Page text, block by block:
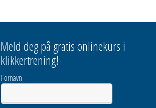
Meld deg på gratis onlinekurs i
klikkertrening!
Fornavn